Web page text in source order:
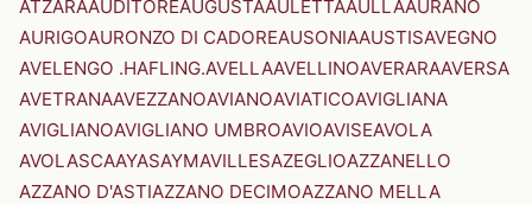
ATZARAAUDITOREAUGUSTAAULETTAAULLAAURANO
AURIGOAURONZO DI CADOREAUSONIAAUSTISAVEGNO
AVELENGO .HAFLING.AVELLAAVELLINOAVERARAAVERSA
AVETRANAAVEZZANOAVIANOAVIATICOAVIGLIANA
AVIGLIANOAVIGLIANO UMBROAVIOAVISEAVOLA
AVOLASCAAYASAYMAVILLESAZEGLIOAZZANELLO
AZZANO D'ASTIAZZANO DECIMOAZZANO MELLA